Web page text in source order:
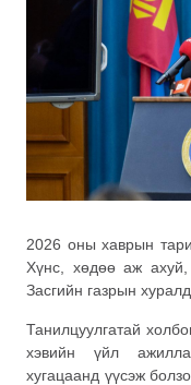
2026 оны хаврын
Хүнс, хөдөө аж
Засгийн газрын
Танилцуулгатай
хэвийн үйл
хугацаанд үүсэж